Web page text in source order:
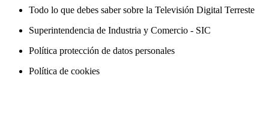
Todo lo que debes saber sobre la Televisión Digital Terreste
Superintendencia de Industria y Comercio - SIC
Política protección de datos personales
Política de cookies